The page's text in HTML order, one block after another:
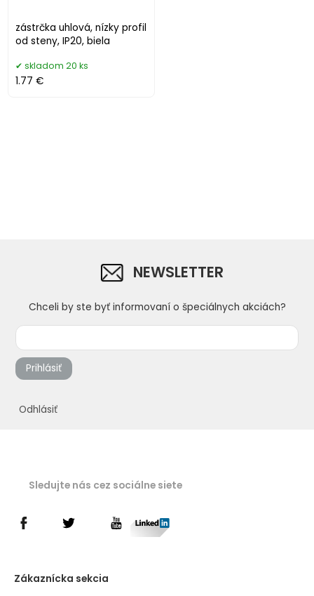
zástrčka uhlová, nízky profil
od steny, IP20, biela
skladom 20 ks
1.77 €
NEWSLETTER
Chceli by ste byť informovaní o špeciálnych akciách?
Prihlásiť
Odhlásiť
Sledujte nás cez sociálne siete
Zákaznícka sekcia